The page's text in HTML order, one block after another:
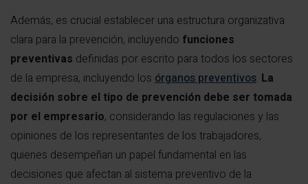
Además, es crucial establecer una estructura organizativa
clara para la prevención, incluyendo funciones
preventivas definidas por escrito para todos los sectores
de la empresa, incluyendo los órganos preventivos. La
decisión sobre el tipo de prevención debe ser tomada
por el empresario, considerando las regulaciones y las
opiniones de los representantes de los trabajadores,
quienes desempeñan un papel fundamental en las
decisiones que afectan al sistema preventivo de la